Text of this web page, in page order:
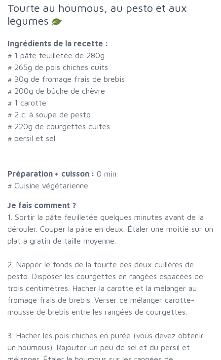
Tourte au houmous, au pesto et aux
légumes
Ingrédients de la recette :
# 1 pâte feuilletée de 280g
# 265g de pois chiches cuits
# 30g de fromage frais de brebis
# 200g de bûche de chèvre
# 1 carotte
# 2 c. à soupe de pesto
# 220g de courgettes cuites
# persil et sel
Préparation + cuisson : 0 min
# Cuisine végétarienne
Je fais comment ?
1. Sortir la pâte feuilletée quelques minutes avant de la
dérouler. Couper la pâte en deux. Étaler une moitié sur un
plat à gratin de taille moyenne.
2. Napper le fonds de la tourte des deux cuillères de
pesto. Disposer les courgettes en rangées espacées de
trois centimètres. Hacher la carotte et la mélanger au
fromage frais de brebis. Verser ce mélanger carotte-
mousse de brebis entre les rangées de courgettes.
3. Hacher les pois chiches en purée (vous devez obtenir
un houmous). Rajouter un peu de sel et du persil et